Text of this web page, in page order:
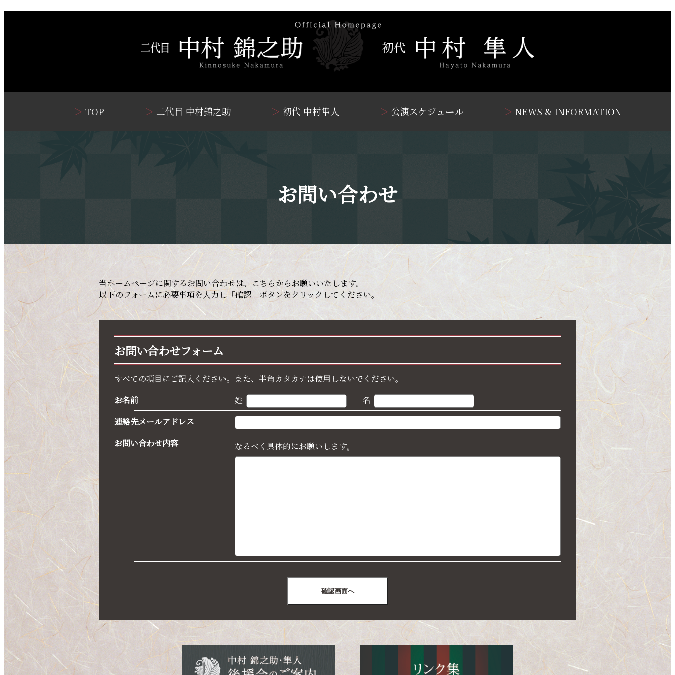
TOP 二代目 中村錦之助 初代 中村隼人 公演スケジュール NEWS & INFORMATION
お問い合わせ
当ホームページに関するお問い合わせは、こちらからお願いいたします。
以下のフォームに必要事項を入力し「確認」ボタンをクリックしてください。
お問い合わせフォーム
すべての項目にご記入ください。また、半角カタカナは使用しないでください。
お名前
姓
名
連絡先メールアドレス
お問い合わせ内容
なるべく具体的にお願いします。